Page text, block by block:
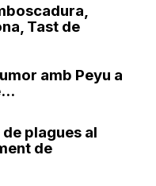
Tast de
amb Peyu a
plagues al
de